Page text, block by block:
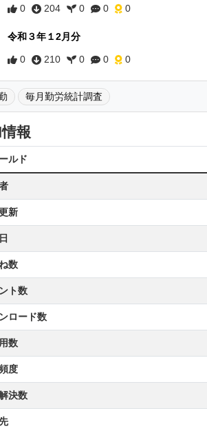
0 204 0 0 0
令和３年１2月分
0 210 0 0 0
毎月勤労統計調査
報
ルド
新
数
ト数
ロード数
数
度
決数